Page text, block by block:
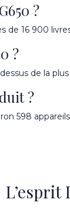
?
de 16 900
?
de la
?
598
L’esprit